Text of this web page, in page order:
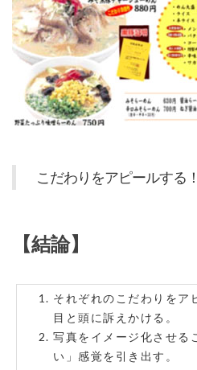
こだわりをアピールする
【結論】
それぞれのこだわりをア
目と頭に訴えかける。
写真をイメージ化させる
い」感覚を引き出す。